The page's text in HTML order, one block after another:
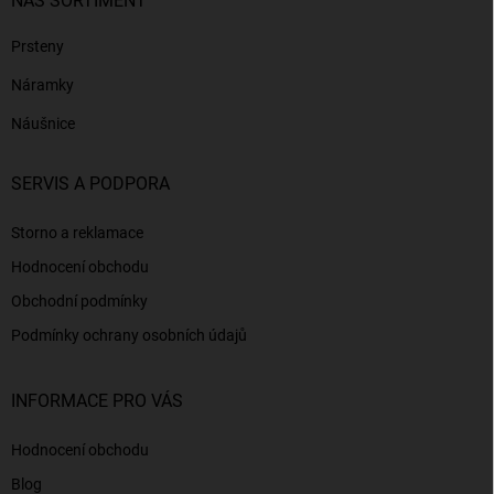
Prsteny
Náramky
Náušnice
SERVIS A PODPORA
Storno a reklamace
Hodnocení obchodu
Obchodní podmínky
Podmínky ochrany osobních údajů
INFORMACE PRO VÁS
Hodnocení obchodu
Blog